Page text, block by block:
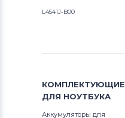
L4541J-B00
КОМПЛЕКТУЮЩИЕ
ДЛЯ НОУТБУКА
Аккумуляторы для